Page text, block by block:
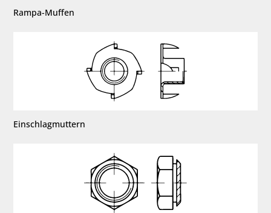
Rampa-Muffen
Einschlagmuttern